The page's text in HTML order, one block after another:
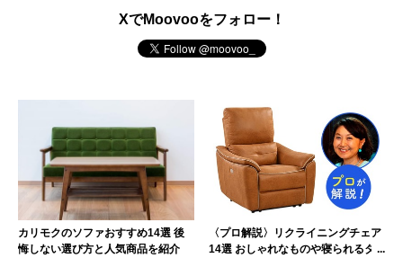
XでMoovooをフォロー！
カリモクのソファおすすめ14選 後
悔しない選び方と人気商品を紹介
〈プロ解説〉リクライニングチェア
14選 おしゃれなものや寝られるタ